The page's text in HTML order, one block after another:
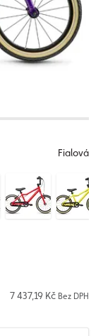
Fialová
7 437,19 Kč Bez DPH